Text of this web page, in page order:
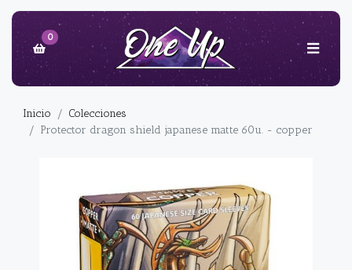
0
Inicio
Colecciones
Protector dragon shield japanese matte 60u. - copper